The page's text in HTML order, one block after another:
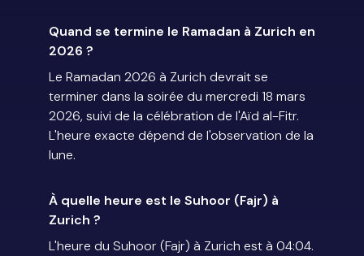
Quand se termine le Ramadan à Zurich en
2026 ?
Le Ramadan 2026 à Zurich devrait se
terminer dans la soirée du mercredi 18 mars
2026, suivi de la célébration de l'Aïd al-Fitr.
L'heure exacte dépend de l'observation de la
lune.
À quelle heure est le Suhoor (Fajr) à
Zurich ?
L'heure du Suhoor (Fajr) à Zurich est à 04:04.